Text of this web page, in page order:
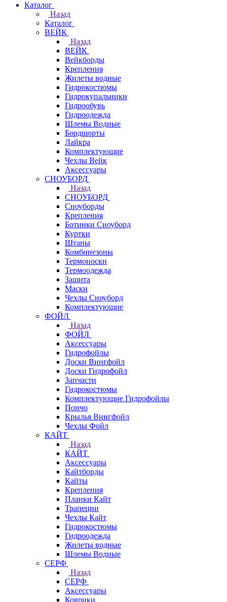
Каталог
Назад
Каталог
ВЕЙК
Назад
ВЕЙК
Вейкборды
Крепления
Жилеты водные
Гидрокостюмы
Гидрокупальники
Гидрообувь
Гидроодежда
Шлемы Водные
Бордшорты
Лайкра
Комплектующие
Чехлы Вейк
Аксессуары
СНОУБОРД
Назад
СНОУБОРД
Сноуборды
Крепления
Ботинки Сноуборд
Куртки
Штаны
Комбинезоны
Термоноски
Термоодежда
Защита
Маски
Чехлы Сноуборд
Комплектующие
ФОЙЛ
Назад
ФОЙЛ
Аксессуары
Гидрофойлы
Доски Вингфойл
Доски Гидрофойл
Запчасти
Гидрокостюмы
Комплектующие Гидрофойлы
Пончо
Крылья Вингфойл
Чехлы Фойл
КАЙТ
Назад
КАЙТ
Аксессуары
Кайтборды
Кайты
Крепления
Планки Кайт
Трапеции
Чехлы Кайт
Гидрокостюмы
Гидроодежда
Жилеты водные
Шлемы Водные
СЕРФ
Назад
СЕРФ
Аксессуары
Коврики